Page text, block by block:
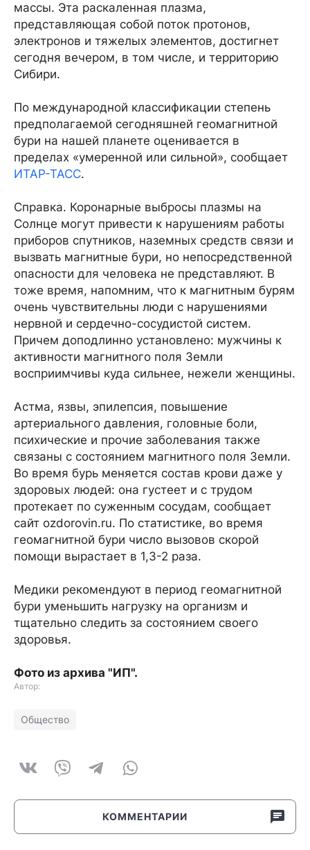
массы. Эта раскаленная плазма,
представляющая собой поток протонов,
электронов и тяжелых элементов, достигнет
сегодня вечером, в том числе, и территорию
Сибири.
По международной классификации степень
предполагаемой сегодняшней геомагнитной
бури на нашей планете оценивается в
пределах «умеренной или сильной», сообщает
ИТАР-ТАСС.
Справка. Коронарные выбросы плазмы на
Солнце могут привести к нарушениям работы
приборов спутников, наземных средств связи и
вызвать магнитные бури, но непосредственной
опасности для человека не представляют. В
тоже время, напомним, что к магнитным бурям
очень чувствительны люди с нарушениями
нервной и сердечно-сосудистой систем.
Причем доподлинно установлено: мужчины к
активности магнитного поля Земли
восприимчивы куда сильнее, нежели женщины.
Астма, язвы, эпилепсия, повышение
артериального давления, головные боли,
психические и прочие заболевания также
связаны с состоянием магнитного поля Земли.
Во время бурь меняется состав крови даже у
здоровых людей: она густеет и с трудом
протекает по суженным сосудам, сообщает
сайт ozdorovin.ru. По статистике, во время
геомагнитной бури число вызовов скорой
помощи вырастает в 1,3-2 раза.
Медики рекомендуют в период геомагнитной
бури уменьшить нагрузку на организм и
тщательно следить за состоянием своего
здоровья.
Фото из архива "ИП".
Автор:
Общество
КОММЕНТАРИИ